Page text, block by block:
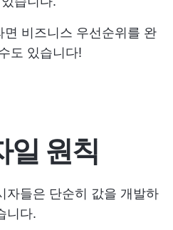
비즈니스 우선순위를 완
도 있습니다!
일 원칙
자들은 단순히 값을 개발하
니다.